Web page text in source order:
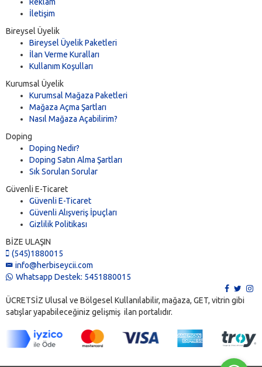
Reklam
İletişim
Bireysel Üyelik
Bireysel Üyelik Paketleri
İlan Verme Kuralları
Kullanım Koşulları
Kurumsal Üyelik
Kurumsal Mağaza Paketleri
Mağaza Açma Şartları
Nasıl Mağaza Açabilirim?
Doping
Doping Nedir?
Doping Satın Alma Şartları
Sık Sorulan Sorular
Güvenli E-Ticaret
Güvenli E-Ticaret
Güvenli Alışveriş İpuçları
Gizlilik Politikası
BİZE ULAŞIN
(545)1880015
info@herbiseycii.com
Whatsapp Destek: 5451880015
ÜCRETSİZ Ulusal ve Bölgesel Kullanılabilir, mağaza, GET, vitrin gibi
satışlar yapabileceğiniz gelişmiş ilan portalıdır.